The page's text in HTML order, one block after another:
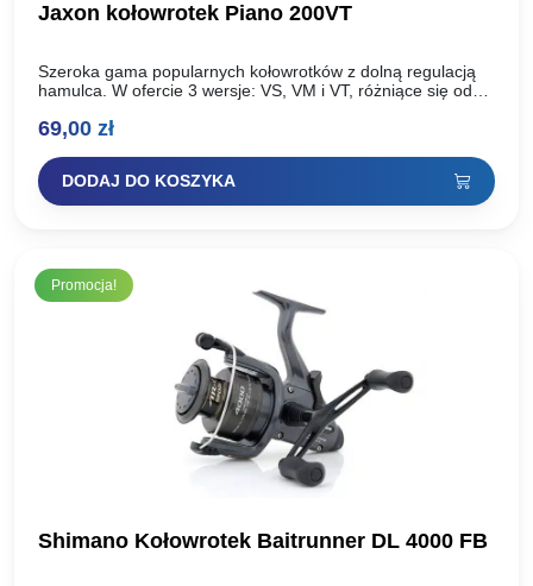
Jaxon kołowrotek Piano 200VT
Szeroka gama popularnych kołowrotków z dolną regulacją
hamulca. W ofercie 3 wersje: VS, VM i VT, różniące się od
69,00 zł
DODAJ DO KOSZYKA
Promocja!
Shimano Kołowrotek Baitrunner DL 4000 FB